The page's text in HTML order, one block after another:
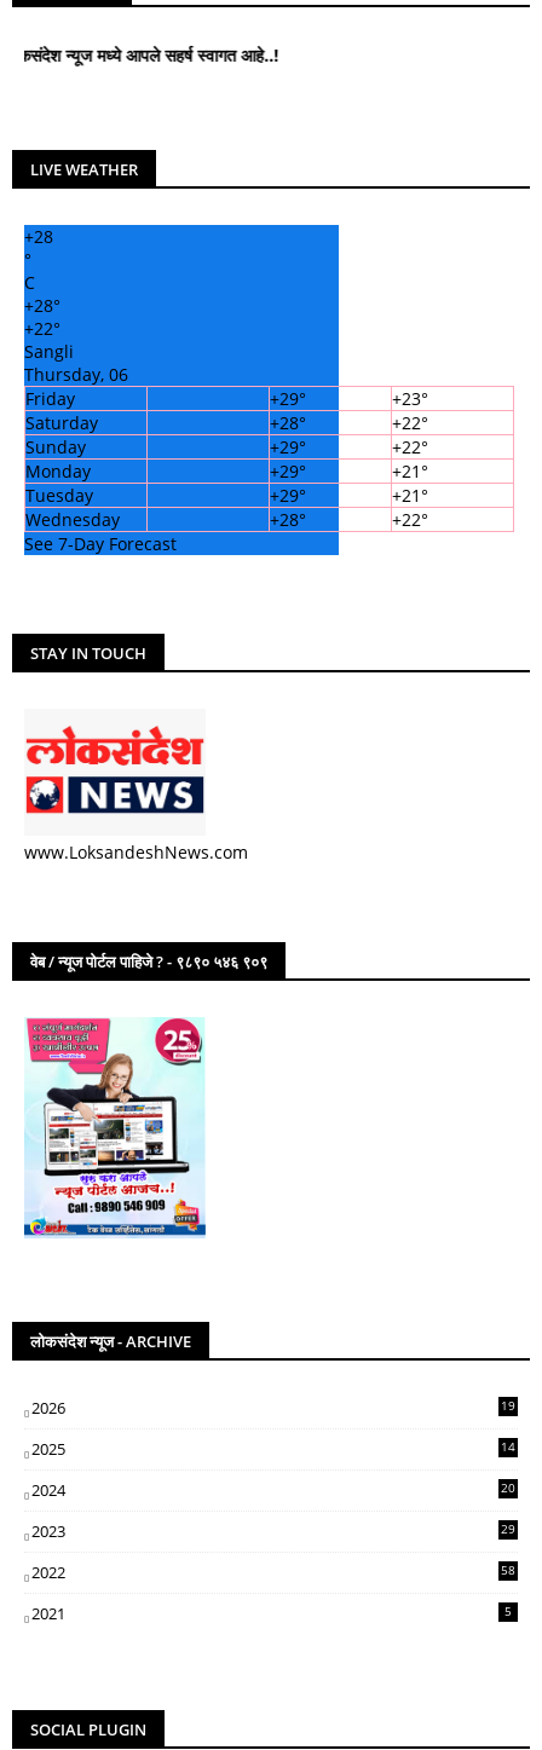
मध्ये आपले सहर्ष स्वागत आहे..!
LIVE WEATHER
+28
°
C
+28°
+22°
Sangli
Thursday, 06
Friday
+29° +23°
Saturday
+28° +22°
Sunday
+29° +22°
Monday
+29° +21°
Tuesday
+29° +21°
Wednesday
+28° +22°
See 7-Day Forecast
STAY IN TOUCH
www.LoksandeshNews.com
वेब / न्यूज पोर्टल पाहिजे ? - ९८९० ५४६ ९०९
लोकसंदेश न्यूज - ARCHIVE
2026 19
2025
14
2024
20
2023
29
2022
58
2021 5
SOCIAL PLUGIN